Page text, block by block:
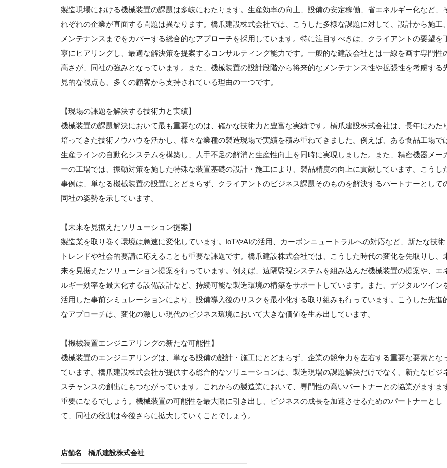
製造現場における機械装置の課題は多岐にわたります。生産効率の向上、設備の安定稼働、省エネルギー化など、
れぞれの企業が直面する問題は異なります。橋爪建設株式会社では、こうした多様な課題に対して、設計から施工、
メンテナンスまでをカバーする総合的なアプローチを採用しています。特に注目すべきは、クライアントの要望を
寧にヒアリングし、最適な解決策を提案するコンサルティング能力です。一般的な建設会社とは一線を画す専門性
高さが、同社の強みとなっています。また、機械装置の設計段階から将来的なメンテナンス性や拡張性を考慮する
見的な視点も、多くの顧客から支持されている理由の一つです。
【現場の課題を解決する技術力と実績】
機械装置の課題解決において最も重要なのは、確かな技術力と豊富な実績です。橋爪建設株式会社は、長年にわた
培ってきた技術ノウハウを活かし、様々な業種の製造現場で実績を積み重ねてきました。例えば、ある食品工場で
生産ラインの自動化システムを構築し、人手不足の解消と生産性向上を同時に実現しました。また、精密機器メー
ーの工場では、振動対策を施した特殊な装置基礎の設計・施工により、製品精度の向上に貢献しています。こうし
事例は、単なる機械装置の設置にとどまらず、クライアントのビジネス課題そのものを解決するパートナーとして
同社の姿勢を示しています。
【未来を見据えたソリューション提案】
製造業を取り巻く環境は急速に変化しています。IoTやAIの活用、カーボンニュートラルへの対応など、新たな技術
トレンドや社会的要請に応えることも重要な課題です。橋爪建設株式会社では、こうした時代の変化を先取りし、
来を見据えたソリューション提案を行っています。例えば、遠隔監視システムを組み込んだ機械装置の提案や、エ
ルギー効率を最大化する設備設計など、持続可能な製造環境の構築をサポートしています。また、デジタルツイン
活用した事前シミュレーションにより、設備導入後のリスクを最小化する取り組みも行っています。こうした先進
なアプローチは、変化の激しい現代のビジネス環境において大きな価値を生み出しています。
【機械装置エンジニアリングの新たな可能性】
機械装置のエンジニアリングは、単なる設備の設計・施工にとどまらず、企業の競争力を左右する重要な要素とな
ています。橋爪建設株式会社が提供する総合的なソリューションは、製造現場の課題解決だけでなく、新たなビジ
スチャンスの創出にもつながっています。これからの製造業において、専門性の高いパートナーとの協業がますま
重要になるでしょう。機械装置の可能性を最大限に引き出し、ビジネスの成長を加速させるためのパートナーとし
て、同社の役割は今後さらに拡大していくことでしょう。
店舗名 橋爪建設株式会社